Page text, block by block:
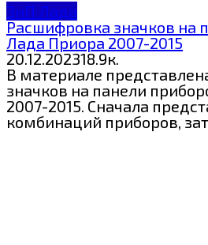
ЗнП Лада
Расшифровка значков на
Лада Приора 2007-2015
20.12.202318.9к.
В материале
значков на панели
2007-2015. Сначала
комбинаций приборов,